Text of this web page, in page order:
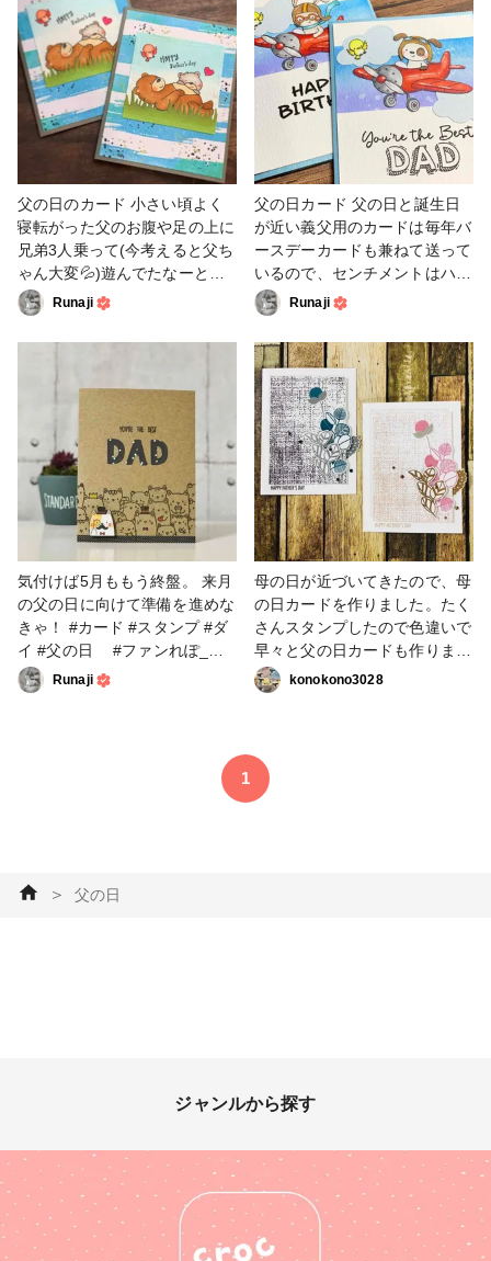
その名の通りsandというヒー
トエンボスパウダーを使ってア
クセントにしています。 #カー
ド #スタンプ #父の日 #ファン
れぽ_クロップパーティー #ペ
ーパークラフト
父の日のカード 小さい頃よく
寝転がった父のお腹や足の上に
兄弟3人乗って(今考えると父ち
ゃん大変💦)遊んでたなーと思
い出しながら作りました🎶 #カ
ード #スタンプ #ダイ #父の日
#ファンれぽ_クロップパーテ
Runaji
父の日カード 父の日と誕生日
が近い義父用のカードは毎年バ
ースデーカードも兼ねて送って
いるので、センチメントはハッ
ピーバースデーになってます。
#カード #スタンプ #父の日 #
ファンれぽ_クロップパーティ
ー
Runaji
気付けば5月ももう終盤。 来月
の父の日に向けて準備を進めな
きゃ！ #カード #スタンプ #ダ
イ #父の日 #ファンれぽ_ク
ロップパーティー
Runaji
母の日が近づいてきたので、母
の日カードを作りました。たく
さんスタンプしたので色違いで
早々と父の日カードも作りまし
た💌 #カード #スタンプ #ダイ
#母の日 #父の日 #ファンれぽ_
konokono3028
1
＞ 父の日
ジャンルから探す